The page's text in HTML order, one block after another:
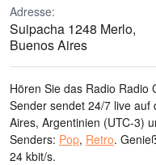
Adresse:
Suipacha 1248 Merlo,
Buenos Aires
Hören Sie das Radio Radio
Sender sendet 24/7 live auf
Aires, Argentinien (UTC-3)
Senders: Pop, Retro.
24 kbit/s.